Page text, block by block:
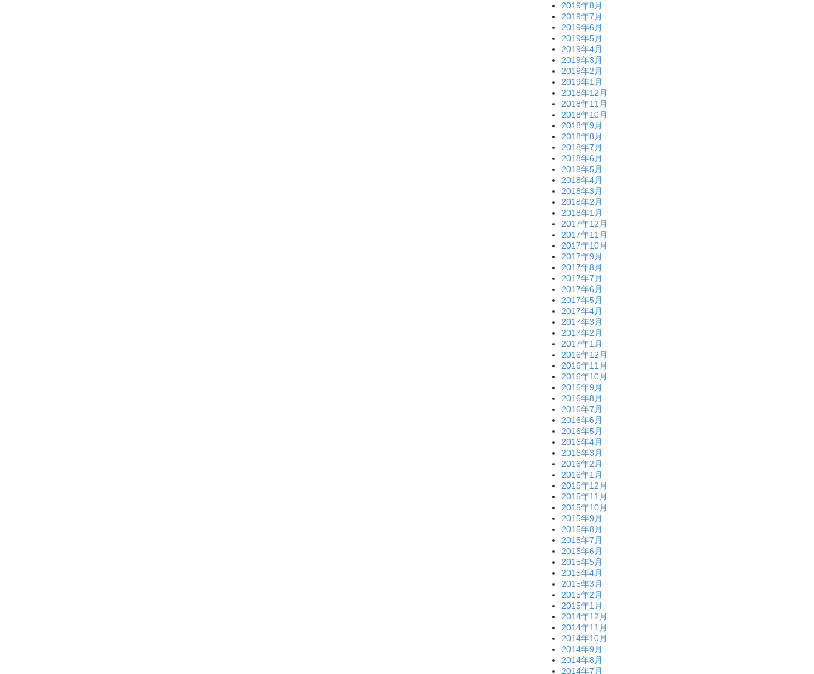
2019年8月
2019年7月
2019年6月
2019年5月
2019年4月
2019年3月
2019年2月
2019年1月
2018年12月
2018年11月
2018年10月
2018年9月
2018年8月
2018年7月
2018年6月
2018年5月
2018年4月
2018年3月
2018年2月
2018年1月
2017年12月
2017年11月
2017年10月
2017年9月
2017年8月
2017年7月
2017年6月
2017年5月
2017年4月
2017年3月
2017年2月
2017年1月
2016年12月
2016年11月
2016年10月
2016年9月
2016年8月
2016年7月
2016年6月
2016年5月
2016年4月
2016年3月
2016年2月
2016年1月
2015年12月
2015年11月
2015年10月
2015年9月
2015年8月
2015年7月
2015年6月
2015年5月
2015年4月
2015年3月
2015年2月
2015年1月
2014年12月
2014年11月
2014年10月
2014年9月
2014年8月
2014年7月